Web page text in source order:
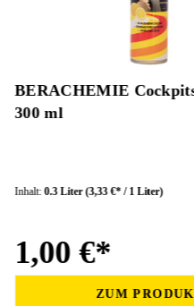
BERACHEMIE
300 ml
Inhalt:0.3 Liter(3,33 €* / 1 Liter)
1,00 €*
ZUM